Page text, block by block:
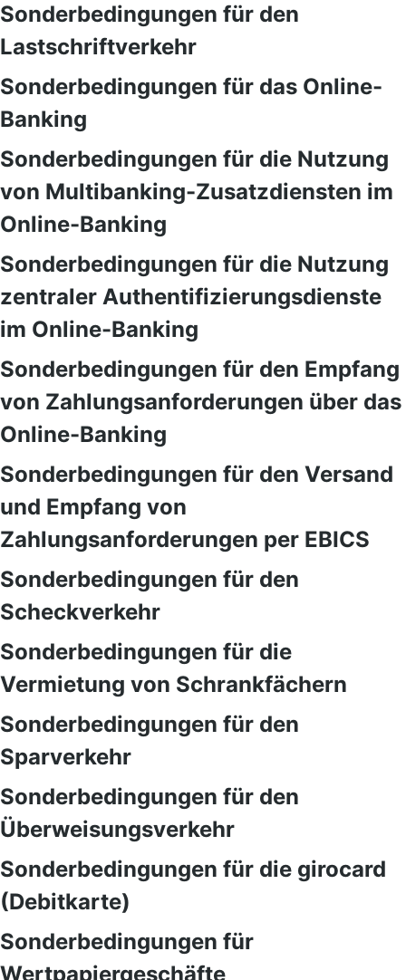
Sonderbedingungen für den
Lastschriftverkehr
Sonderbedingungen für das Online-
Banking
Sonderbedingungen für die Nutzung
von Multibanking-Zusatzdiensten im
Online-Banking
Sonderbedingungen für die Nutzung
zentraler Authentifizierungsdienste
im Online-Banking
Sonderbedingungen für den Empfang
von Zahlungsanforderungen über das
Online-Banking
Sonderbedingungen für den Versand
und Empfang von
Zahlungsanforderungen per EBICS
Sonderbedingungen für den
Scheckverkehr
Sonderbedingungen für die
Vermietung von Schrankfächern
Sonderbedingungen für den
Sparverkehr
Sonderbedingungen für den
Überweisungsverkehr
Sonderbedingungen für die girocard
(Debitkarte)
Sonderbedingungen für
Wertpapiergeschäfte